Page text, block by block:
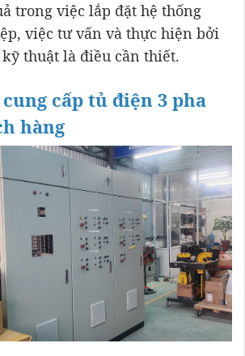
trong việc lắp đặt hệ thống
việc tư vấn và thực hiện bởi
thuật là điều cần thiết.
cấp tủ điện 3 pha
hàng